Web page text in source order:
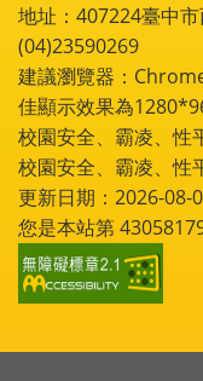
地址：407224臺中
(04)23590269
建議瀏覽器：
佳顯示效果為
校園安全、霸凌、性
校園安全、霸凌、
更新日期：2026-08-
您是本站第